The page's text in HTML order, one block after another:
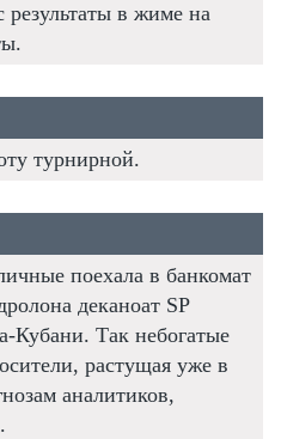
в жиме на
турнирной.
поехала в банкомат
деканоат SP
Кубани. Так небогатые
растущая уже в
аналитиков,